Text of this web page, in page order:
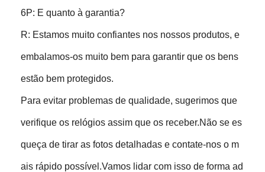
6P: E quanto à garantia?
R: Estamos muito confiantes nos nossos produtos, e
embalamos-os muito bem para garantir que os bens
estão bem protegidos.
Para evitar problemas de qualidade, sugerimos que
verifique os relógios assim que os receber.Não se es
queça de tirar as fotos detalhadas e contate-nos o m
ais rápido possível.Vamos lidar com isso de forma ad